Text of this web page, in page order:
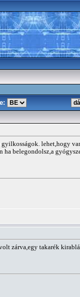
lehet,hogy
belegondolsz,a
zárva,egy takarék